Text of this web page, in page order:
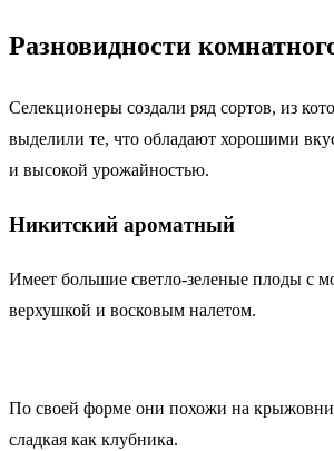
Разновидности
Селекционеры создали ряд сортов, из
выделили те, что обладают хорошими
и высокой урожайностью.
Никитский ароматный
Имеет большие светло-зеленые плоды с
верхушкой и восковым налетом.
По своей форме они похожи на
сладкая как клубника.